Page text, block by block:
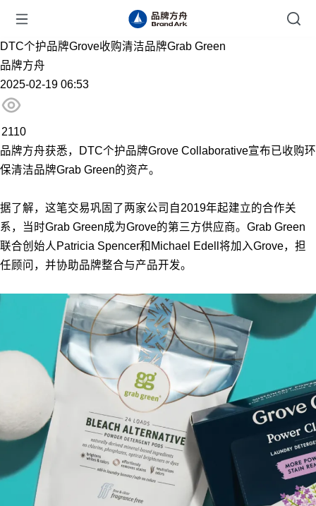
DTC个护品牌Grove收购清洁品牌Grab Green
品牌方舟
2025-02-19 06:53
2110
品牌方舟获悉，DTC个护品牌Grove Collaborative宣布已收购环
保清洁品牌Grab Green的资产。
据了解，这笔交易巩固了两家公司自2019年起建立的合作关
系，当时Grab Green成为Grove的第三方供应商。Grab Green
联合创始人Patricia Spencer和Michael Edell将加入Grove，担
任顾问，并协助品牌整合与产品开发。